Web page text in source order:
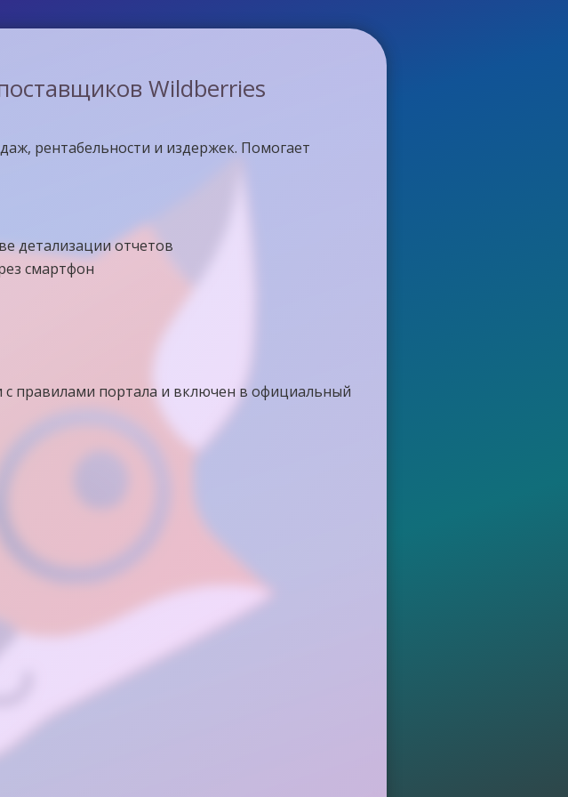
Wildberries
рентабельности и издержек. Помогает
детализации отчетов
смартфон
с правилами портала и включен в официальный